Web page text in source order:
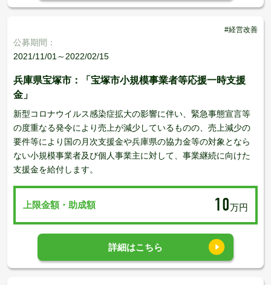
#経営改善
公募期間：
2021/11/01～2022/02/15
兵庫県宝塚市：「宝塚市小規模事業者等応援一時支援
金」
新型コロナウイルス感染症拡大の影響に伴い、緊急事態宣言等
の度重なる発令により売上が減少しているものの、売上減少の
要件等により国の月次支援金や兵庫県の協力金等の対象となら
ない小規模事業者及び個人事業主に対して、事業継続に向けた
支援金を給付します。
上限金額・助成額 10万円
詳細はこちら